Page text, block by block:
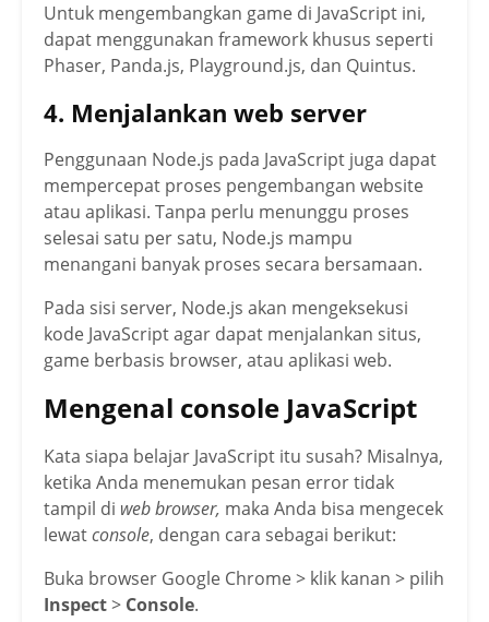
Untuk mengembangkan game di JavaScript ini,
dapat menggunakan framework khusus seperti
Phaser, Panda.js, Playground.js, dan Quintus.
4. Menjalankan web server
Penggunaan Node.js pada JavaScript juga dapat
mempercepat proses pengembangan website
atau aplikasi. Tanpa perlu menunggu proses
selesai satu per satu, Node.js mampu
menangani banyak proses secara bersamaan.
Pada sisi server, Node.js akan mengeksekusi
kode JavaScript agar dapat menjalankan situs,
game berbasis browser, atau aplikasi web.
Mengenal console JavaScript
Kata siapa belajar JavaScript itu susah? Misalnya,
ketika Anda menemukan pesan error tidak
tampil di web browser, maka Anda bisa mengecek
lewatconsole, dengan cara sebagai berikut:
Buka browser Google Chrome > klik kanan > pilih
Inspect> Console.